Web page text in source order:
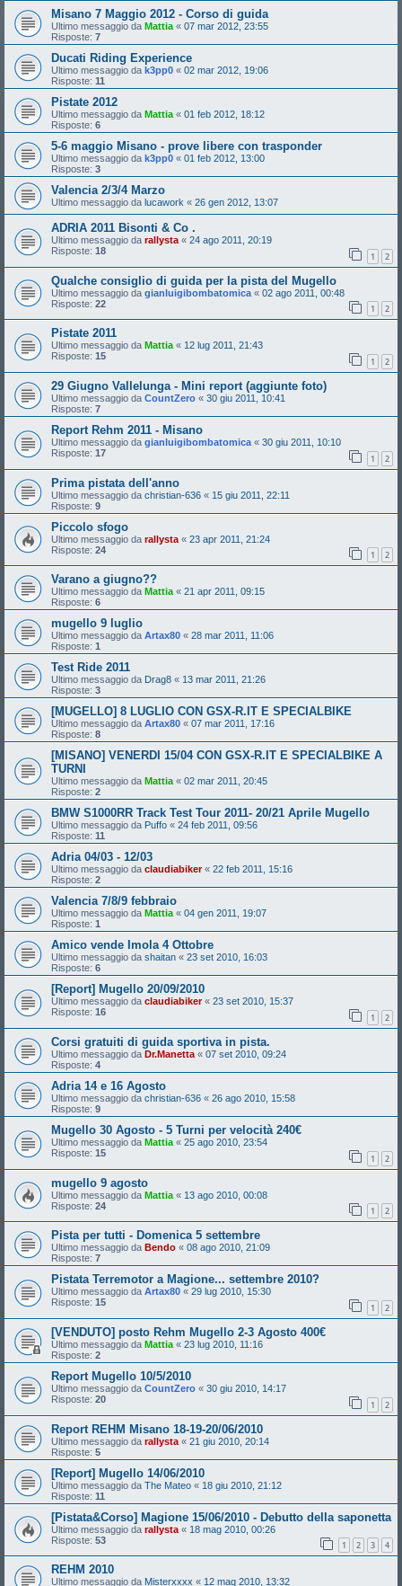
Misano 7 Maggio 2012 - Corso di guida
Ultimo messaggio da Mattia « 07 mar 2012, 23:55
Risposte: 7
Ducati Riding Experience
Ultimo messaggio da k3pp0 « 02 mar 2012, 19:06
Risposte: 11
Pistate 2012
Ultimo messaggio da Mattia « 01 feb 2012, 18:12
Risposte: 6
5-6 maggio Misano - prove libere con trasponder
Ultimo messaggio da k3pp0 « 01 feb 2012, 13:00
Risposte: 3
Valencia 2/3/4 Marzo
Ultimo messaggio da lucawork « 26 gen 2012, 13:07
ADRIA 2011 Bisonti & Co .
Ultimo messaggio da rallysta « 24 ago 2011, 20:19
Risposte: 18 1 2
Qualche consiglio di guida per la pista del Mugello
Ultimo messaggio da gianluigibombatomica « 02 ago 2011, 00:48
Risposte: 22 1 2
Pistate 2011
Ultimo messaggio da Mattia« 12 lug 2011, 21:43
Risposte: 15 1 2
29 Giugno Vallelunga - Mini report (aggiunte foto)
Ultimo messaggio da CountZero « 30 giu 2011, 10:41
Risposte: 7
Report Rehm 2011 - Misano
Ultimo messaggio da gianluigibombatomica « 30 giu 2011, 10:10
Risposte: 17 1 2
Prima pistata dell'anno
Ultimo messaggio da christian-636 « 15 giu 2011, 22:11
Risposte: 9
Piccolo sfogo
Ultimo messaggio da rallysta « 23 apr 2011, 21:24
Risposte: 24 1 2
Varano a giugno??
Ultimo messaggio da Mattia « 21 apr 2011, 09:15
Risposte: 6
mugello 9 luglio
Ultimo messaggio da Artax80 « 28 mar 2011, 11:06
Risposte: 1
Test Ride 2011
Ultimo messaggio da Drag8 « 13 mar 2011, 21:26
Risposte: 3
[MUGELLO] 8 LUGLIO CON GSX-R.IT E SPECIALBIKE
Ultimo messaggio da Artax80 « 07 mar 2011, 17:16
Risposte: 8
[MISANO] VENERDI 15/04 CON GSX-R.IT E SPECIALBIKE A
TURNI
Ultimo messaggio da Mattia « 02 mar 2011, 20:45
Risposte: 2
BMW S1000RR Track Test Tour 2011- 20/21 Aprile Mugello
Ultimo messaggio da Puffo « 24 feb 2011, 09:56
Risposte: 11
Adria 04/03 - 12/03
Ultimo messaggio da claudiabiker« 22 feb 2011, 15:16
Risposte: 2
Valencia 7/8/9 febbraio
Ultimo messaggio da Mattia « 04 gen 2011, 19:07
Risposte: 1
Amico vende Imola 4 Ottobre
Ultimo messaggio da shaitan « 23 set 2010, 16:03
Risposte: 6
[Report] Mugello 20/09/2010
Ultimo messaggio da claudiabiker« 23 set 2010, 15:37
Risposte: 16 1 2
Corsi gratuiti di guida sportiva in pista.
Ultimo messaggio da Dr.Manetta « 07 set 2010, 09:24
Risposte: 4
Adria 14 e 16 Agosto
Ultimo messaggio da christian-636 « 26 ago 2010, 15:58
Risposte: 9
Mugello 30 Agosto - 5 Turni per velocità 240€
Ultimo messaggio da Mattia « 25 ago 2010, 23:54
Risposte: 15 1 2
mugello 9 agosto
Ultimo messaggio da Mattia « 13 ago 2010, 00:08
Risposte: 24 1 2
Pista per tutti - Domenica 5 settembre
Ultimo messaggio da Bendo « 08 ago 2010, 21:09
Risposte: 7
Pistata Terremotor a Magione... settembre 2010?
Ultimo messaggio da Artax80 « 29 lug 2010, 15:30
Risposte: 15 1 2
[VENDUTO] posto Rehm Mugello 2-3 Agosto 400€
Ultimo messaggio da Mattia « 23 lug 2010, 11:16
Risposte: 2
Report Mugello 10/5/2010
Ultimo messaggio da CountZero « 30 giu 2010, 14:17
Risposte: 20 1 2
Report REHM Misano 18-19-20/06/2010
Ultimo messaggio da rallysta « 21 giu 2010, 20:14
Risposte: 5
[Report] Mugello 14/06/2010
Ultimo messaggio da The Mateo « 18 giu 2010, 21:12
Risposte: 11
[Pistata&Corso] Magione 15/06/2010 - Debutto della saponetta
Ultimo messaggio da rallysta « 18 mag 2010, 00:26
Risposte: 53 1 2 3 4
REHM 2010
Ultimo messaggio da Misterxxxx « 12 mag 2010, 13:32